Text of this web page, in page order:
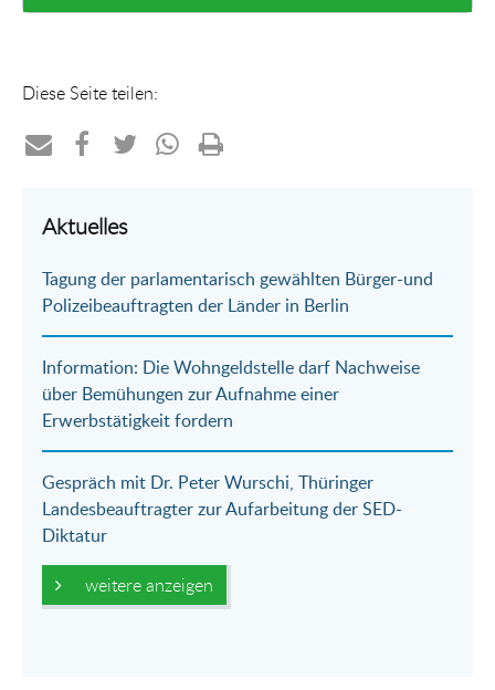
Diese Seite teilen:
per
Mail
auf
Aktuelles
Tagung der parlamentarisch gewählten Bürger-und
Polizeibeauftragten der Länder in Berlin
Information: Die Wohngeldstelle darf Nachweise
über Bemühungen zur Aufnahme einer
Erwerbstätigkeit fordern
Gespräch mit Dr. Peter Wurschi, Thüringer
Landesbeauftragter zur Aufarbeitung der SED-
Diktatur
weitere anzeigen